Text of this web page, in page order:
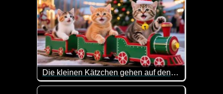
Die kleinen Kätzchen gehen auf den Weihnachtsmarkt
Heute nimmt die große Schwester Ginger